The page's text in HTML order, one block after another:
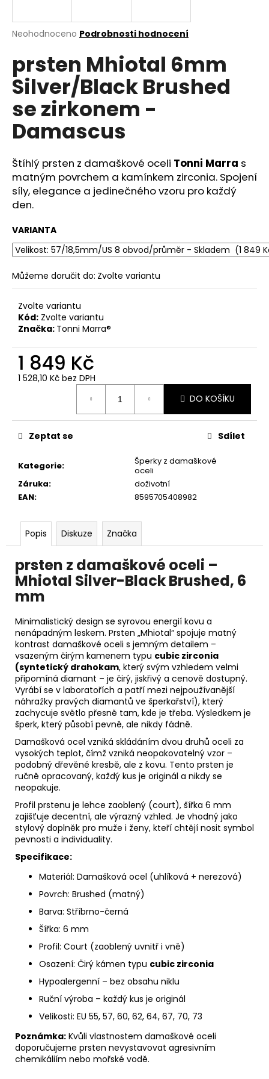
Průměrné
produktu
je
0,0
z
5
hvězdiček.
Neohodnoceno Podrobnosti hodnocení
prsten Mhiotal 6mm
Silver/Black Brushed
se zirkonem -
Damascus
Štíhlý prsten z damaškové oceli Tonni Marra s
matným povrchem a kamínkem zirconia. Spojení
síly, elegance a jedinečného vzoru pro každý
den.
VARIANTA
Můžeme doručit do: Zvolte variantu
Zvolte variantu
Kód: Zvolte variantu
Značka: Tonni Marra®
1 849 Kč
1 528,10 Kč bez DPH
DO KOŠÍKU
Kategorie:
Šperky z damaškové
oceli
Záruka:
doživotní
EAN: 8595705408982
Zeptat se Sdílet
Popis Diskuze Značka
prsten z damaškové oceli –
Mhiotal Silver-Black Brushed, 6
mm
Minimalistický design se syrovou energií kovu a
nenápadným leskem. Prsten „Mhiotal“ spojuje matný
kontrast damaškové oceli s jemným detailem –
vsazeným čirým kamenem typu cubic zirconia
(syntetický drahokam, který svým vzhledem velmi
připomíná diamant – je čirý, jiskřivý a cenově dostupný.
Vyrábí se v laboratořích a patří mezi nejpoužívanější
náhražky pravých diamantů ve šperkařství), který
zachycuje světlo přesně tam, kde je třeba. Výsledkem je
šperk, který působí pevně, ale nikdy fádně.
Damašková ocel vzniká skládáním dvou druhů oceli za
vysokých teplot, čímž vzniká neopakovatelný vzor –
podobný dřevěné kresbě, ale z kovu. Tento prsten je
ručně opracovaný, každý kus je originál a nikdy se
neopakuje.
Profil prstenu je lehce zaoblený (court), šířka 6 mm
zajišťuje decentní, ale výrazný vzhled. Je vhodný jako
stylový doplněk pro muže i ženy, kteří chtějí nosit symbol
pevnosti a individuality.
Specifikace:
Materiál: Damašková ocel (uhlíková + nerezová)
Povrch: Brushed (matný)
Barva: Stříbrno-černá
Šířka: 6 mm
Profil: Court (zaoblený uvnitř i vně)
Osazení: Čirý kámen typu cubic zirconia
Hypoalergenní – bez obsahu niklu
Ruční výroba – každý kus je originál
Velikosti: EU 55, 57, 60, 62, 64, 67, 70, 73
Poznámka: Kvůli vlastnostem damaškové oceli
doporučujeme prsten nevystavovat agresivním
chemikáliím nebo mořské vodě.
j
t
?
HLEDAT
D
o
o
r
u
č
u
e
m
PÁNSKÉ
BÍLÉ
YPS
4012
THE
739
Kč